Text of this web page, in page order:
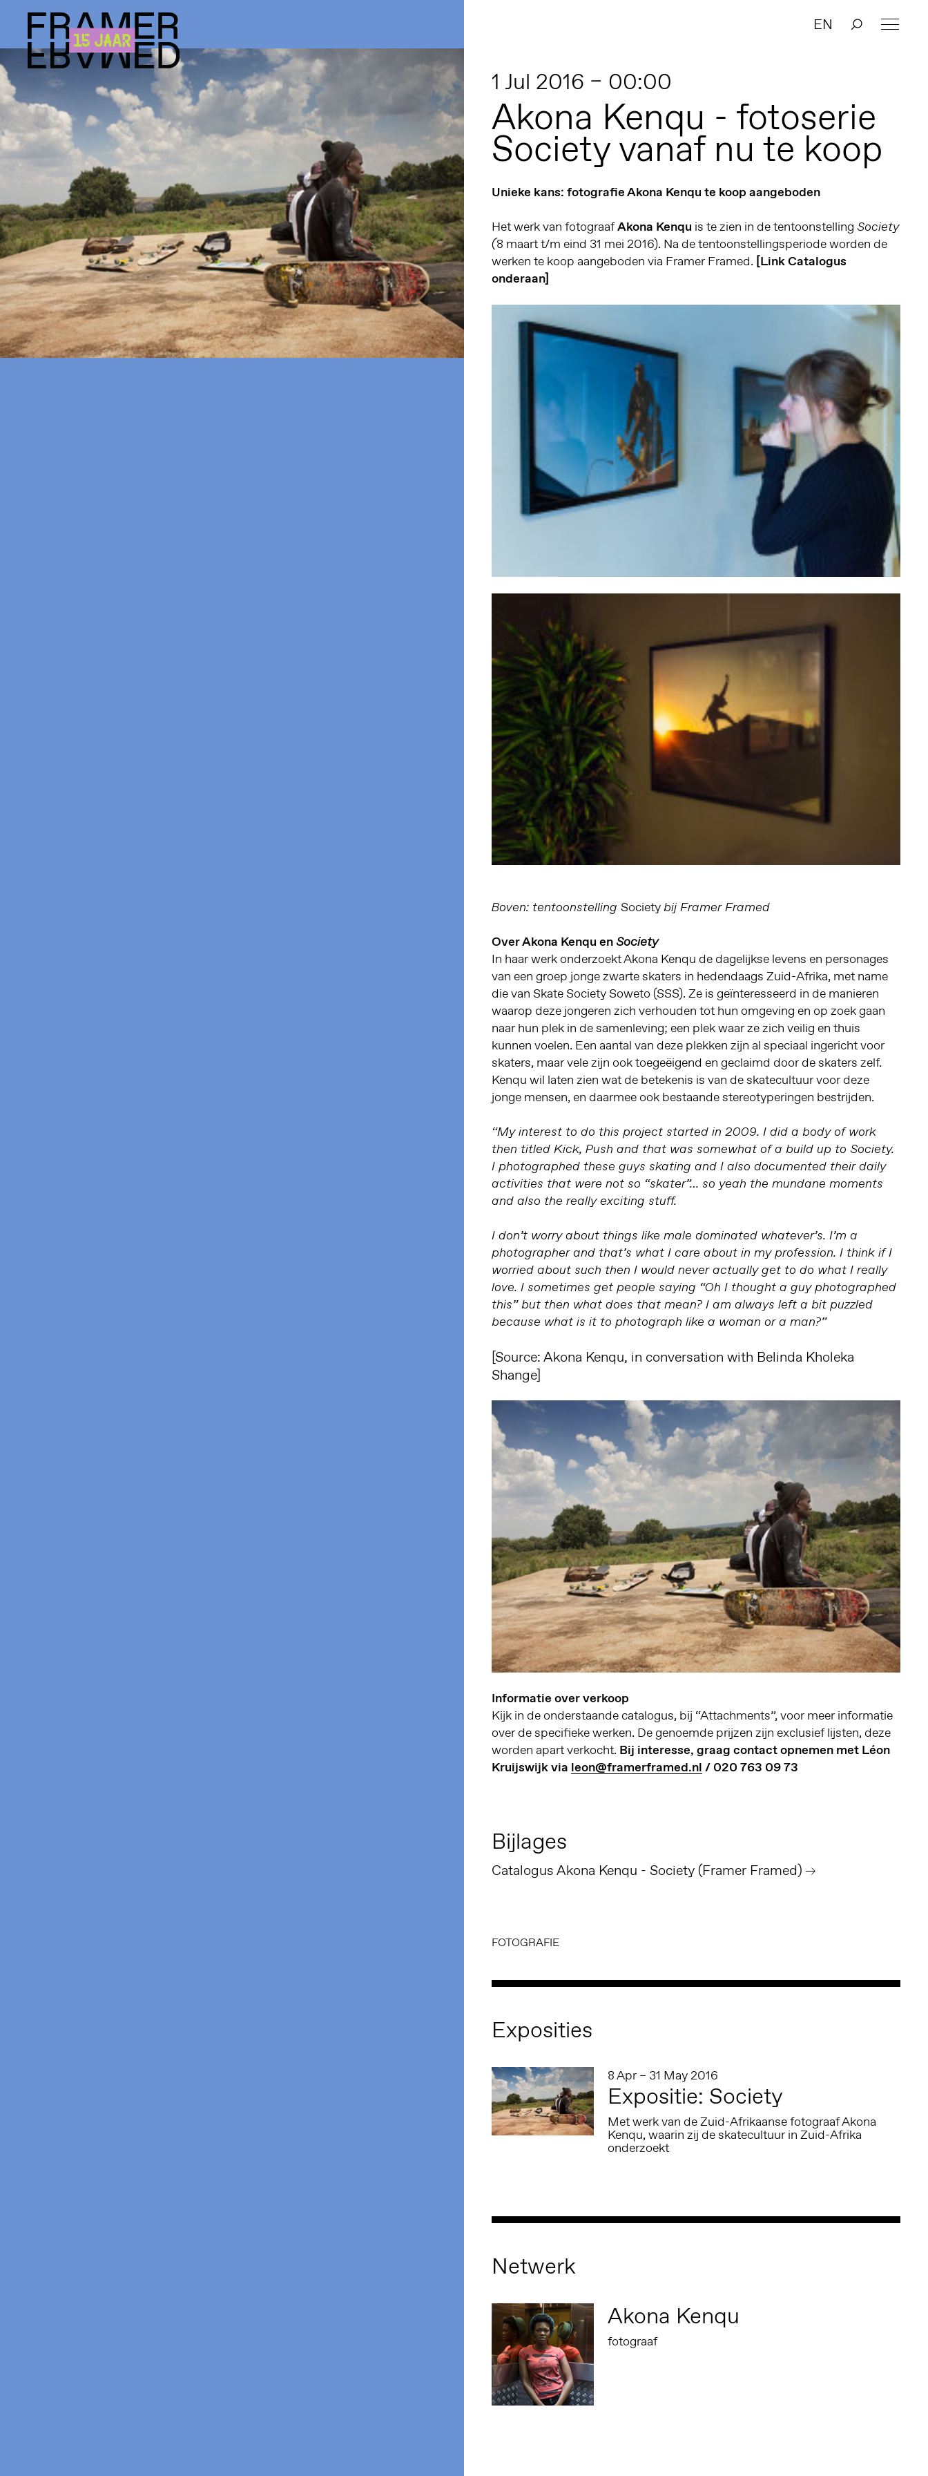
EN
1 Jul 2016 – 00:00
Akona Kenqu - fotoserie
Society vanaf nu te koop
Unieke kans: fotografie Akona Kenqu te koop aangeboden
Het werk van fotograafAkona Kenqu is te zien in de tentoonstelling Society
(8 maart t/m eind 31 mei 2016). Na de tentoonstellingsperiode worden de
werken te koop aangeboden via Framer Framed. [Link Catalogus
onderaan]
Boven: tentoonstelling Societybij Framer Framed
Over Akona Kenqu enSociety
In haar werk onderzoekt Akona Kenqu de dagelijkse levens en personages
van een groep jonge zwarte skaters in hedendaags Zuid-Afrika, met name
die van Skate Society Soweto (SSS). Ze is geïnteresseerd in de manieren
waarop deze jongeren zich verhouden tot hun omgeving en op zoek gaan
naar hun plek in de samenleving; een plek waar ze zich veilig en thuis
kunnen voelen. Een aantal van deze plekken zijn al speciaal ingericht voor
skaters, maar vele zijn ook toegeëigend en geclaimd door de skaters zelf.
Kenqu wil laten zien wat de betekenis is van de skatecultuur voor deze
jonge mensen, en daarmee ook bestaande stereotyperingen bestrijden.
“My interest to do this project started in 2009. I did a body of work
then titled Kick, Push and that was somewhat of a build up to Society.
I photographed these guys skating and I also documented their daily
activities that were not so “skater”… so yeah the mundane moments
and also the really exciting stuff.
I don’t worry about things like male dominated whatever’s. I’m a
photographer and that’s what I care about in my profession. I think if I
worried about such then I would never actually get to do what I really
love. I sometimes get people saying “Oh I thought a guy photographed
this” but then what does that mean? I am always left a bit puzzled
because what is it to photograph like a woman or a man?”
[Source: Akona Kenqu, in conversation with Belinda Kholeka
Shange]
Informatie over verkoop
Kijk in de onderstaande catalogus, bij “Attachments”, voor meer informatie
over de specifieke werken. De genoemde prijzen zijn exclusief lijsten, deze
worden apart verkocht. Bij interesse, graag contact opnemen met Léon
Kruijswijk via leon@framerframed.nl / 020 763 09 73
Bijlages
Catalogus Akona Kenqu - Society (Framer Framed)
FOTOGRAFIE
Exposities
8 Apr – 31 May 2016
Expositie: Society
Met werk van de Zuid-Afrikaanse fotograaf Akona
Kenqu, waarin zij de skatecultuur in Zuid-Afrika
onderzoekt
Netwerk
Akona Kenqu
fotograaf